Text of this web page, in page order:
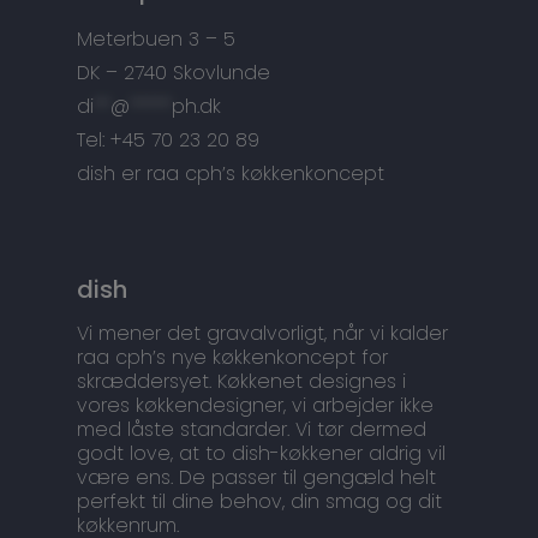
Meterbuen 3 – 5
DK – 2740 Skovlunde
di
@
ph.dk
Tel: +45 70 23 20 89
dish er raa cph’s køkkenkoncept
dish
Vi mener det gravalvorligt, når vi kalder
raa cph’s nye køkkenkoncept for
skræddersyet. Køkkenet designes i
vores køkkendesigner, vi arbejder ikke
med låste standarder. Vi tør dermed
godt love, at to dish-køkkener aldrig vil
være ens. De passer til gengæld helt
perfekt til dine behov, din smag og dit
køkkenrum.